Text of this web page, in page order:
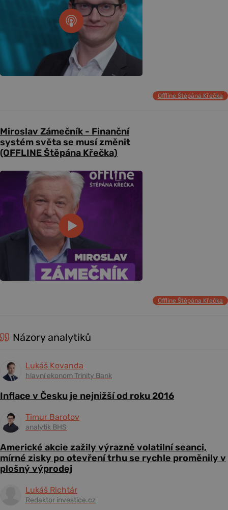
Offline Štěpána Křečka
Miroslav Zámečník - Finanční
systém světa se musí změnit
(OFFLINE Štěpána Křečka)
Offline Štěpána Křečka
Názory analytiků
Lukáš Kovanda
hlavní ekonom Trinity Bank
Inflace v Česku je nejnižší od roku 2016
Timur Barotov
analytik BHS
Americké akcie zažily výrazně volatilní seanci,
mírné zisky po otevření trhu se rychle proměnily v
plošný výprodej
Lukáš Richtár
Redaktor investice.cz